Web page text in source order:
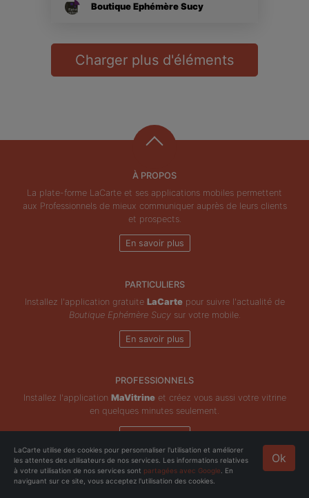
Boutique Ephémère Sucy
Charger plus d'éléments
À PROPOS
La plate-forme LaCarte et ses applications mobiles permettent
aux Professionnels de mieux communiquer auprès de leurs clients
et prospects.
En savoir plus
PARTICULIERS
Installez l'application gratuite LaCartepour suivre l'actualité de
Boutique Ephémère Sucysur votre mobile.
En savoir plus
PROFESSIONNELS
Installez l'application MaVitrineet créez vous aussi votre vitrine
en quelques minutes seulement.
En savoir plus
Copyright © ZeMAP 2026 - Tous droits réservés. Ok
LaCarte utilise des cookies pour personnaliser l'utilisation et améliorer
les attentes des utilisateurs de nos services. Les informations relatives
à votre utilisation de nos services sont partagées avec Google . En
naviguant sur ce site, vous acceptez l'utilisation des cookies.